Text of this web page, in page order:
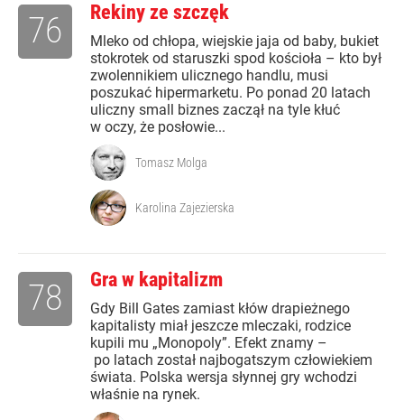
Rekiny ze szczęk
Mleko od chłopa, wiejskie jaja od baby, bukiet
stokrotek od staruszki spod kościoła – kto był
zwolennikiem ulicznego handlu, musi
poszukać hipermarketu. Po ponad 20 latach
uliczny small biznes zaczął na tyle kłuć
w oczy, że posłowie...
76
Tomasz Molga
Karolina Zajezierska
Gra w kapitalizm
Gdy Bill Gates zamiast kłów drapieżnego
kapitalisty miał jeszcze mleczaki, rodzice
kupili mu „Monopoly”. Efekt znamy –
po latach został najbogatszym człowiekiem
świata. Polska wersja słynnej gry wchodzi
właśnie na rynek.
78